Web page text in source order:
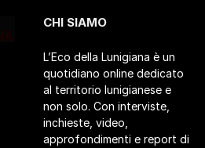
CHI SIAMO
L’Eco della Lunigiana è un
quotidiano online dedicato
al territorio lunigianese e
non solo. Con interviste,
inchieste, video,
approfondimenti e report di